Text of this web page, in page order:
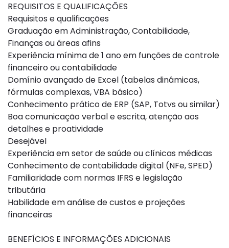
REQUISITOS E QUALIFICAÇÕES
Requisitos e qualificações
Graduação em Administração, Contabilidade,
Finanças ou áreas afins
Experiência mínima de 1 ano em funções de controle
financeiro ou contabilidade
Domínio avançado de Excel (tabelas dinâmicas,
fórmulas complexas, VBA básico)
Conhecimento prático de ERP (SAP, Totvs ou similar)
Boa comunicação verbal e escrita, atenção aos
detalhes e proatividade
Desejável
Experiência em setor de saúde ou clínicas médicas
Conhecimento de contabilidade digital (NFe, SPED)
Familiaridade com normas IFRS e legislação
tributária
Habilidade em análise de custos e projeções
financeiras
BENEFÍCIOS E INFORMAÇÕES ADICIONAIS